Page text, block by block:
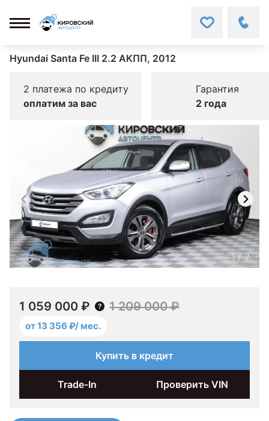
Hyundai Santa Fe III 2.2 АКПП, 2012
2 платежа по кредиту
оплатим за вас
Гарантия
2 года
1/7
1 059 000 ₽ 1 209 000 ₽
от 13 356 ₽/ мес.
Купить в кредит
Trade-In Проверить VIN